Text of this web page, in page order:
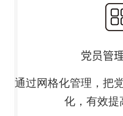
党员管
通过网格化管理，把
化，有效提